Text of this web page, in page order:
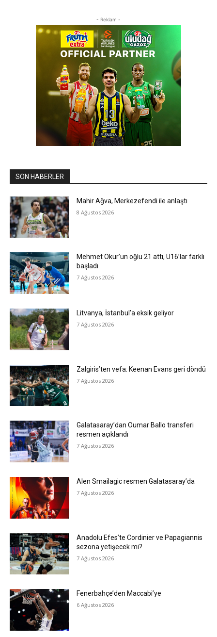
- Reklam -
SON HABERLER
Mahir Ağva, Merkezefendi ile anlaştı
8 Ağustos 2026
Mehmet Okur’un oğlu 21 attı, U16’lar farklı
başladı
7 Ağustos 2026
Litvanya, İstanbul’a eksik geliyor
7 Ağustos 2026
Zalgiris’ten vefa: Keenan Evans geri döndü
7 Ağustos 2026
Galatasaray’dan Oumar Ballo transferi
resmen açıklandı
7 Ağustos 2026
Alen Smailagic resmen Galatasaray’da
7 Ağustos 2026
Anadolu Efes’te Cordinier ve Papagiannis
sezona yetişecek mi?
7 Ağustos 2026
Fenerbahçe’den Maccabi’ye
6 Ağustos 2026